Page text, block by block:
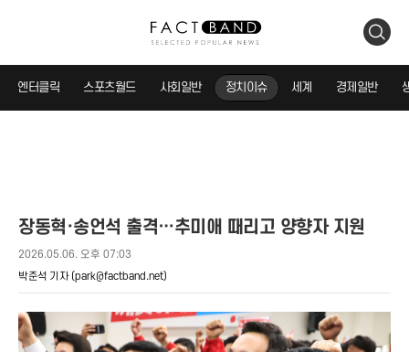
검
엔터클릭 스포츠월드 사회일반 정치이슈 세계 경제일반
장동혁·송언석 출격…추미애 때리고 양향자 지원
2026.05.06. 오후 07:03
박준석 기자 (park@factband.net)